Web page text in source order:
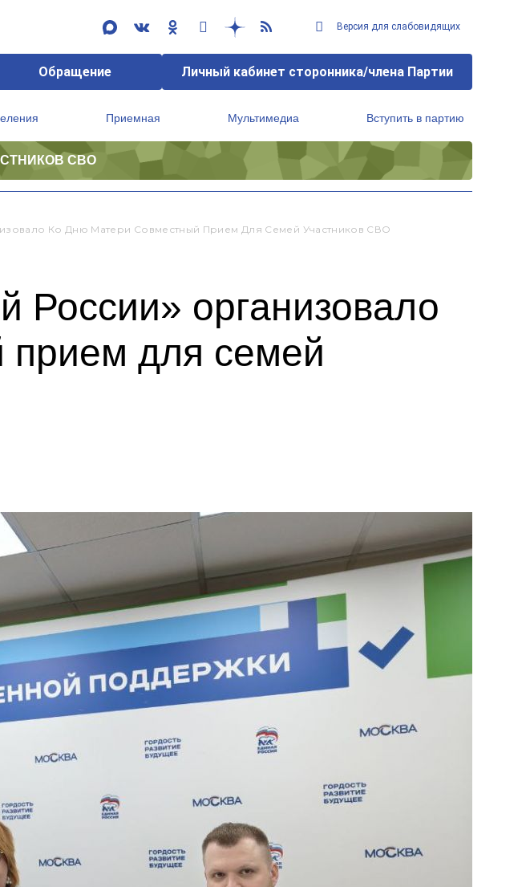
Версия для слабовидящих
Обращение Личный кабинет сторонника/члена Партии
Приемная Мультимедиа Вступить в партию
СВО
Ко Дню Матери Совместный Прием Для Семей Участников СВО
организовало
прием для семей